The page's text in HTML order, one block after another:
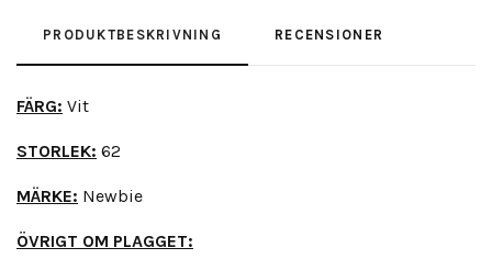
PRODUKTBESKRIVNING RECENSIONER
FÄRG: Vit
STORLEK: 62
MÄRKE: Newbie
ÖVRIGT OM PLAGGET: